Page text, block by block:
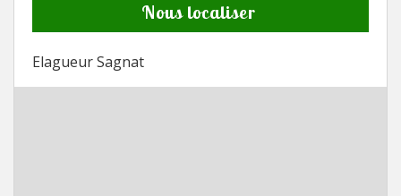
Nous localiser
Elagueur Sagnat